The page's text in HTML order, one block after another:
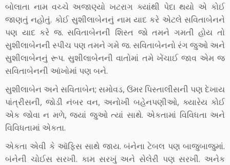
બોલાતા નામ વચ્ચે અજાણ્યો ખટરાગ ક્યાંથી પેદા થયો એ કોઈ
જાણતું નહોતું. કોઈ સુશીલાબેનનું નામ યાદ કરે એટલે સવિતાબેનને
પણ યાદ કરે જ. સવિતાબેનની શિસ્ત જો તમને ગમતી હોય તો
સુશીલાબેનની સ્પીચ પણ તમને ગમે જ. સવિતાબેનનો રંગ જુઓ અને
સુશીલાબેનનું રૂપ. સુશીલાબેનની વાતોમાં તમે ખેંચાઈ જાવ એમ જ
સવિતાબેનની આંખોમાં પણ બને.
સુશીલાબેન અને સવિતાબેન; સમોવડ, ઉંમર પિસ્તાલીસની પણ દેખાય
પાંત્રીસની, જોડી નંબર વન, અનોખી બહેનપણીઓ, ક્યારેય કોઈ
એક જોવા ન મળે, જ્યાં જુઓ ત્યાં સાથે. એકતામાં વિવિધતા અને
વિવિધતામાં એકતા.
એકતા એવી કે ઑફિસ સાથે જાય. બંનેના ટેબલ પણ બાજુબાજુમાં.
બંનેની ચોઈસ સરખી. કામ સરખું અને સેલેરી પણ સરખી. અનેક